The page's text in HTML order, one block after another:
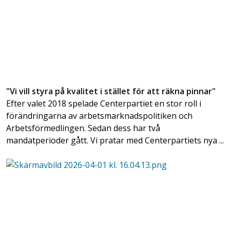
"Vi vill styra på kvalitet i stället för att räkna pinnar"
Efter valet 2018 spelade Centerpartiet en stor roll i
förändringarna av arbetsmarknadspolitiken och
Arbetsförmedlingen. Sedan dess har två
mandatperioder gått. Vi pratar med Centerpartiets nya ...